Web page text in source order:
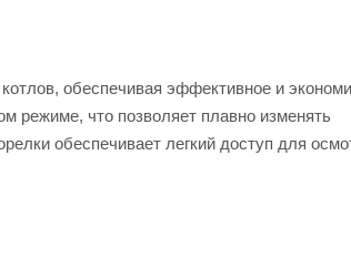
обеспечивая эффективное и
режиме, что позволяет плавно изменять
обеспечивает легкий доступ для